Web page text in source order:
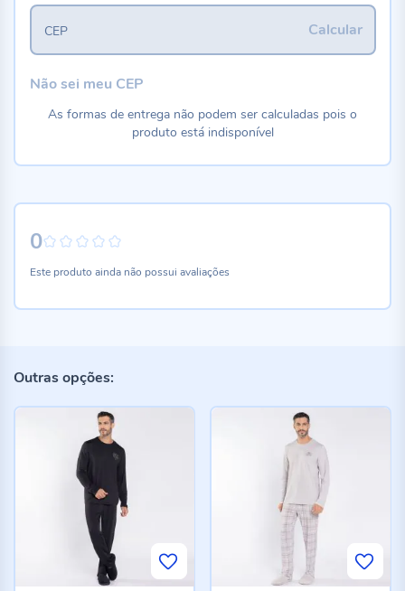
0
Este produto ainda não possui avaliações
Calcular
CEP
Não sei meu CEP
As formas de entrega não podem ser calculadas pois o
produto está indisponível
Outras opções: